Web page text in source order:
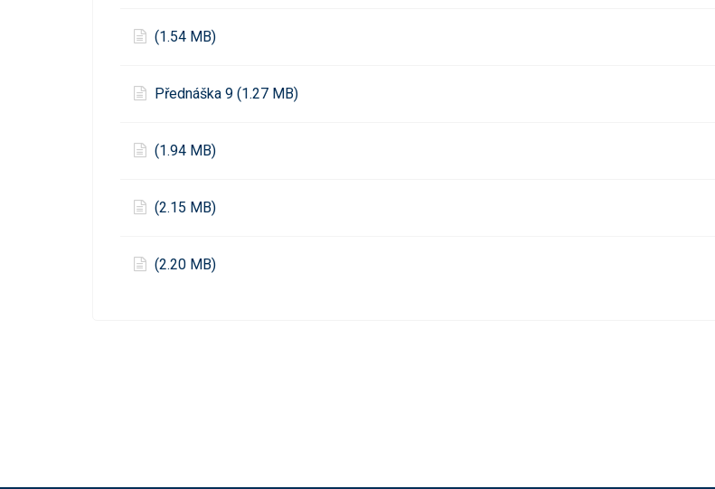
(1.54 MB)
Přednáška 9 (1.27 MB)
(1.94 MB)
(2.15 MB)
(2.20 MB)